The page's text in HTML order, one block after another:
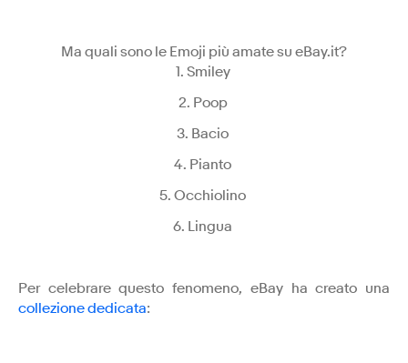
Ma quali sono le Emoji più amate su eBay.it?
1. Smiley
2. Poop
3. Bacio
4. Pianto
5. Occhiolino
6. Lingua
Per celebrare questo fenomeno, eBay ha creato una
collezione dedicata: